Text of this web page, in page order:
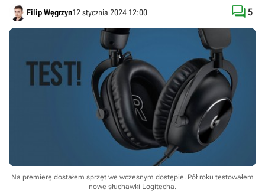
Filip Węgrzyn12 stycznia 2024 12:00 5
Na premierę dostałem sprzęt we wczesnym dostępie. Pół roku testowałem
nowe słuchawki Logitecha.